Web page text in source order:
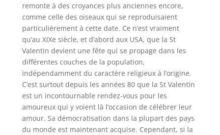
remonte à des croyances plus anciennes encore,
comme celle des oiseaux qui se reproduisaient
particulièrement à cette date. Ce n’est vraiment
qu’au XIXe siècle, et d’abord aux USA, que la St
Valentin devient une fête qui se propage dans les
différentes couches de la population,
indépendamment du caractère religieux à l’origine.
C’est surtout depuis les années 80 que la St Valentin
est un incontournable rendez-vous pour les
amoureux qui y voient là l’occasion de célébrer leur
amour. Sa démocratisation dans la plupart des pays
du monde est maintenant acquise. Cependant, si la